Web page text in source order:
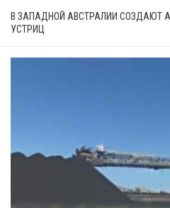
В ЗАПАДНОЙ АВСТРАЛИИ
УСТРИЦ